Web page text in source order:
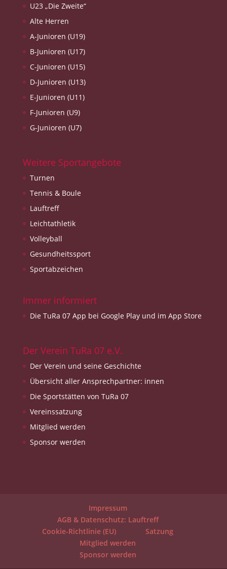
U23 „Die Zweite“
Alte Herren
A-Junioren (U19)
B-Junioren (U17)
C-Junioren (U15)
D-Junioren (U13)
E-Junioren (U11)
F-Junioren (U9)
G-Junioren (U7)
Weitere Sportangebote
Turnen
Tennis & Boule
Lauftreff
Leichtathletik
Volleyball
Gesundheitssport
Sportabzeichen
Immer informiert
Die TuRa 07 App bei Google Play und im App Store
Der Verein TuRa 07 e.V.
Der Verein und seine Geschichte
Übersicht aller Ansprechpartner: innen
Die Sportstätten von TuRa 07
Vereinssatzung
Mitglied werden
Sponsor werden
Impressum
AGB & Datenschutz: Lauftreff
Cookie-Richtlinie (EU)
Satzung
Mitglied werden
Sponsor werden